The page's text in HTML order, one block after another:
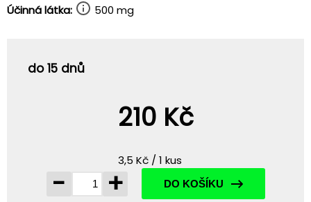
Účinná látka:
500 mg
do 15 dnů
210 Kč
3,5 Kč / 1 kus
- + DO KOŠÍKU